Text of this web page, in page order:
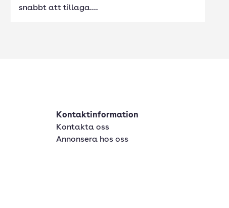
snabbt att tillaga....
Kontaktinformation
Kontakta oss
Annonsera hos oss